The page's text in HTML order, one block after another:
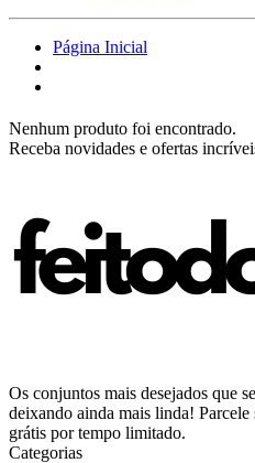
Página Inicial
Nenhum produto foi encontrado.
Receba novidades e ofertas
Os conjuntos mais desejados que
deixando ainda mais linda!
grátis por tempo limitado.
Categorias